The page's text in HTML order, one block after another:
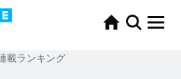
載ランキング